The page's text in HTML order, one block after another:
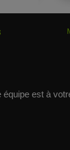
est à